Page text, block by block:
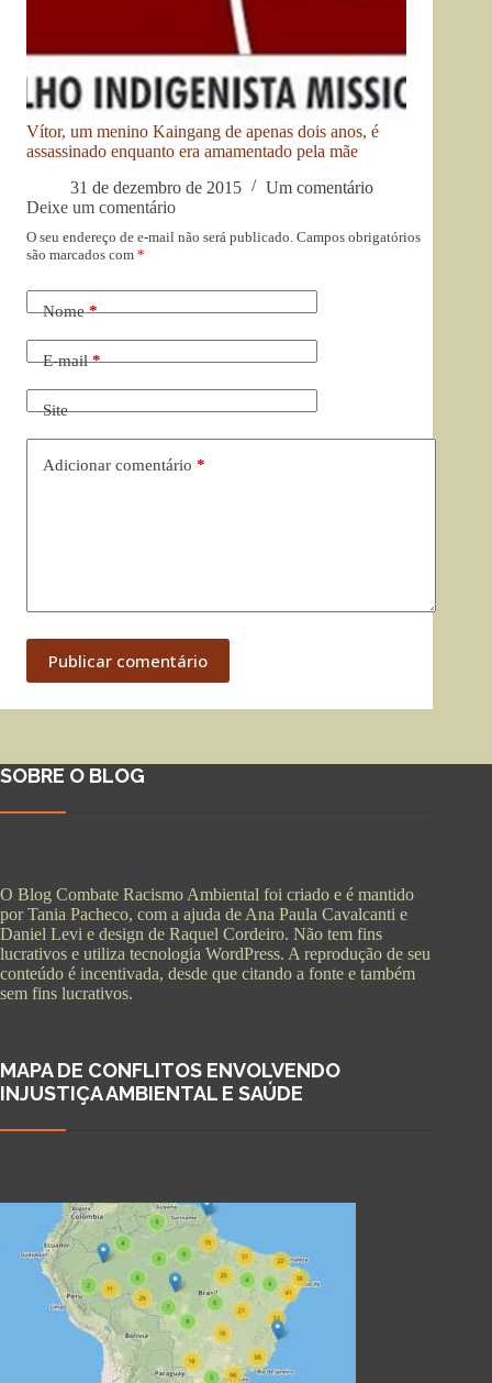
Vítor, um menino Kaingang de apenas dois anos, é
assassinado enquanto era amamentado pela mãe
31 de dezembro de 2015
Um comentário
Deixe um comentário
O seu endereço de e-mail não será publicado. Campos obrigatórios
são marcados com *
Nome*
E-mail*
Site
Adicionar comentário *
Publicar comentário
SOBRE O BLOG
O Blog Combate Racismo Ambiental foi criado e é mantido
por Tania Pacheco, com a ajuda de Ana Paula Cavalcanti e
Daniel Levi e design de Raquel Cordeiro. Não tem fins
lucrativos e utiliza tecnologia WordPress. A reprodução de seu
conteúdo é incentivada, desde que citando a fonte e também
sem fins lucrativos.
MAPA DE CONFLITOS ENVOLVENDO
INJUSTIÇA AMBIENTAL E SAÚDE